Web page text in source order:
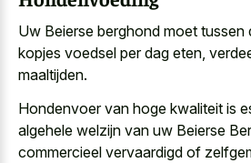
Uw Beierse berghond moet tussen
kopjes voedsel per dag eten,
maaltijden.
Hondenvoer van hoge kwaliteit is
algehele welzijn van uw Beierse
commercieel vervaardigd of